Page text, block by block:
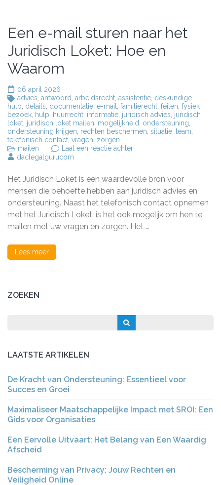
Een e-mail sturen naar het
Juridisch Loket: Hoe en
Waarom
06 april 2026
advies antwoord arbeidsrecht assistentie deskundige
hulp details documentatie e-mail familierecht feiten fysiek
bezoek hulp huurrecht informatie juridisch advies juridisch
loket juridisch loket mailen mogelijkheid ondersteuning
ondersteuning krijgen rechten beschermen situatie team
telefonisch contact vragen zorgen
mailen
Laat een reactie achterop
sturen
naar
het
Juridisch
Loket:
Hoe
en
daclegalgurucom
Het Juridisch Loket is een waardevolle bron voor
mensen die behoefte hebben aan juridisch advies en
ondersteuning. Naast het telefonisch contact opnemen
met het Juridisch Loket, is het ook mogelijk om hen te
mailen met uw vragen en zorgen. Het …
Lees meer
ZOEKEN
LAATSTE ARTIKELEN
De Kracht van Ondersteuning: Essentieel voor
Succes en Groei
Maximaliseer Maatschappelijke Impact met SROI: Een
Gids voor Organisaties
Een Eervolle Uitvaart: Het Belang van Een Waardig
Afscheid
Bescherming van Privacy: Jouw Rechten en
Veiligheid Online